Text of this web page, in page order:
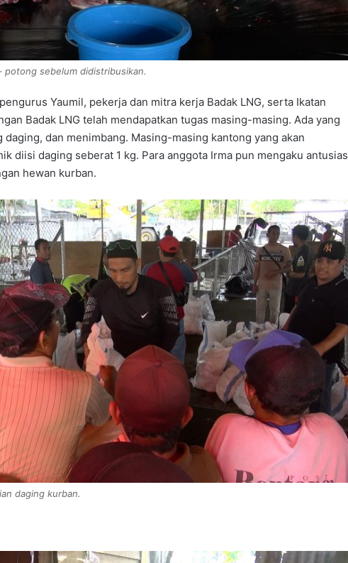
potong sebelum didistribusikan.
Yaumil, pekerja dan mitra kerja Badak LNG, serta Ikatan
Badak LNG telah mendapatkan tugas masing-masing. Ada yang
dan menimbang. Masing-masing kantong yang akan
diisi daging seberat 1 kg. Para anggota Irma pun mengaku antusias
hewan kurban.
daging kurban.